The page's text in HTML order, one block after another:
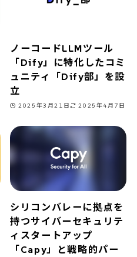
ノーコードLLMツール
「Dify」に特化したコミ
ュニティ「Dify部」を設
立
2025年3月21日 2025年4月7日
シリコンバレーに拠点を
持つサイバーセキュリテ
ィスタートアップ
「Capy」と戦略的パー